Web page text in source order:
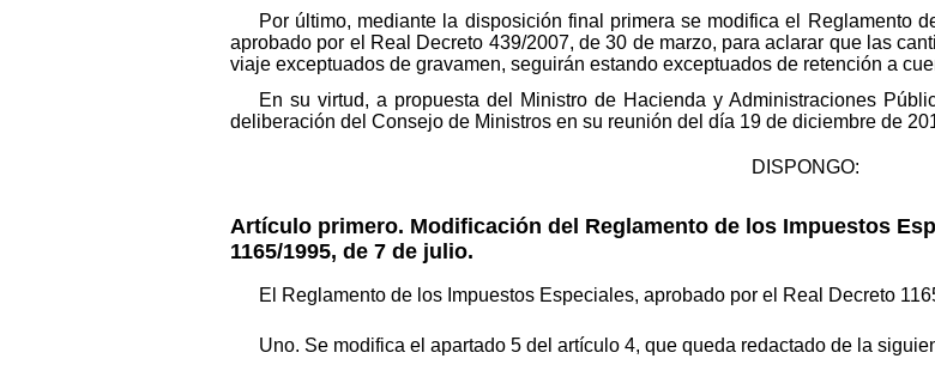
Por último, mediante la disposición final primera se modifica el Reglamento
aprobado por el Real Decreto 439/2007, de 30 de marzo, para aclarar que las
viaje exceptuados de gravamen, seguirán estando exceptuados de retención a
En su virtud, a propuesta del Ministro de Hacienda y Administraciones
deliberación del Consejo de Ministros en su reunión del día 19 de diciembre de
DISPONGO:
Artículo primero. Modificación del Reglamento de los Impuestos
1165/1995, de 7 de julio.
El Reglamento de los Impuestos Especiales, aprobado por el Real Decreto
Uno. Se modifica el apartado 5 del artículo 4, que queda redactado de la